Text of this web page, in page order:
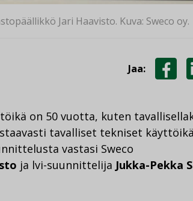
Jari Haavisto. Kuva: Sweco oy.
Jaa:
on 50 vuotta, kuten
tavalliset tekniset
vastasi Sweco
ja lvi-suunnittelija Jukka-Pekka